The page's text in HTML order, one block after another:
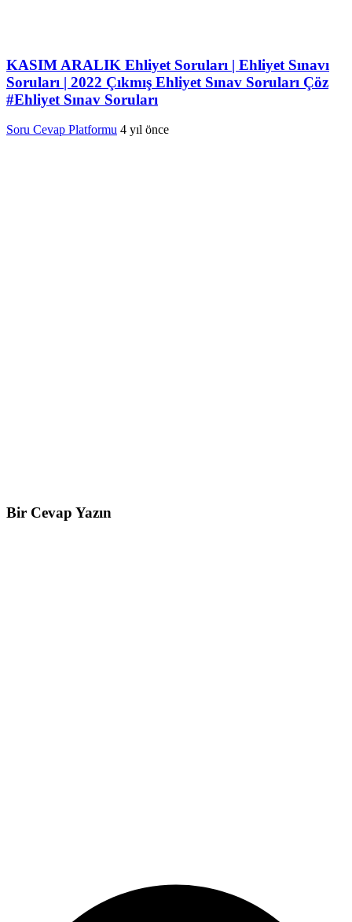
KASIM ARALIK Ehliyet Soruları | Ehliyet Sınavı
Soruları | 2022 Çıkmış Ehliyet Sınav Soruları Çöz
#Ehliyet Sınav Soruları
Soru Cevap Platformu 4 yıl önce
Bir Cevap Yazın